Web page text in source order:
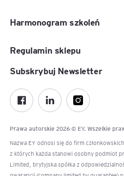
Harmonogram szkoleń
Regulamin sklepu
Prawa autorskie 2026 © EY. Wszelkie
Nazwa EY odnosi się do firm
z których każda stanowi osobny podmiot
Limited, brytyjska spółka z
Subskrybuj Newsletter